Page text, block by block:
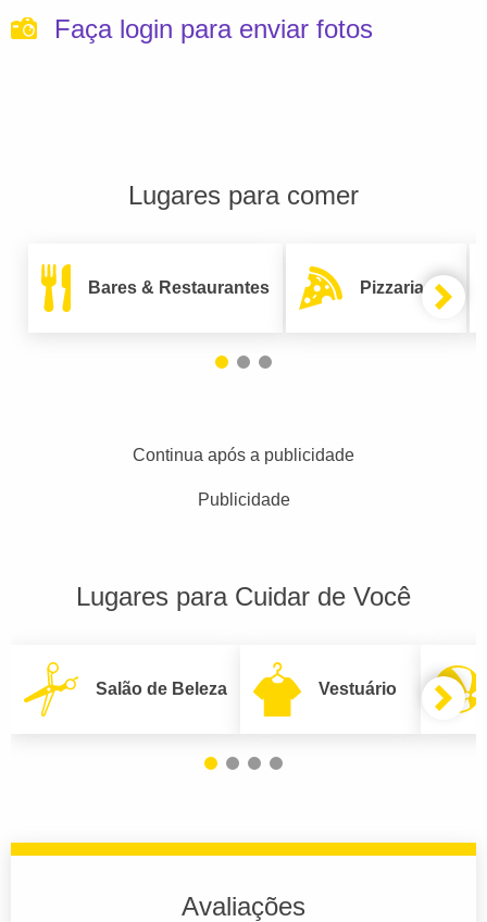
Faça login para enviar fotos
Lugares para comer
Bares & Restaurantes Pizzarias
Continua após a publicidade
Publicidade
Lugares para Cuidar de Você
Salão de Beleza Vestuário
Avaliações